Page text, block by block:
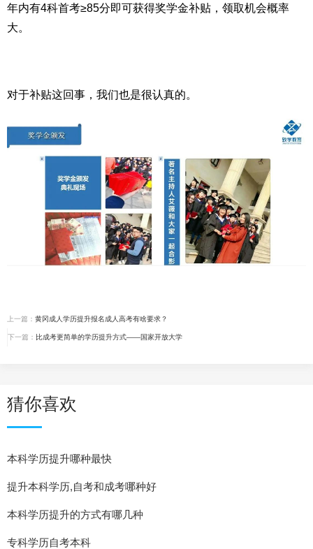
年内有4科首考≥85分即可获得奖学金补贴，领取机会概率
大。
对于补贴这回事，我们也是很认真的。
上一篇： 黄冈成人学历提升报名成人高考有啥要求？
下一篇： 比成考更简单的学历提升方式——国家开放大学
猜你喜欢
本科学历提升哪种最快
提升本科学历,自考和成考哪种好
本科学历提升的方式有哪几种
专科学历自考本科